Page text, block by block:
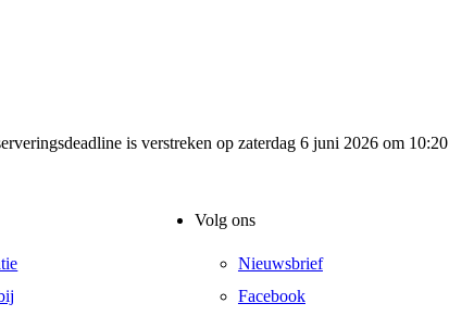
is verstreken op zaterdag 6 juni 2026 om 10:20
Volg ons
Nieuwsbrief
Facebook